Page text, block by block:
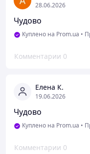
Натуральність
Недостатки
Не зручна
28.06.2026
Чудово
Куплено на Prom.ua •
Комментарии 0
Елена К.
19.06.2026
Чудово
Куплено на Prom.ua •
Комментарии 0